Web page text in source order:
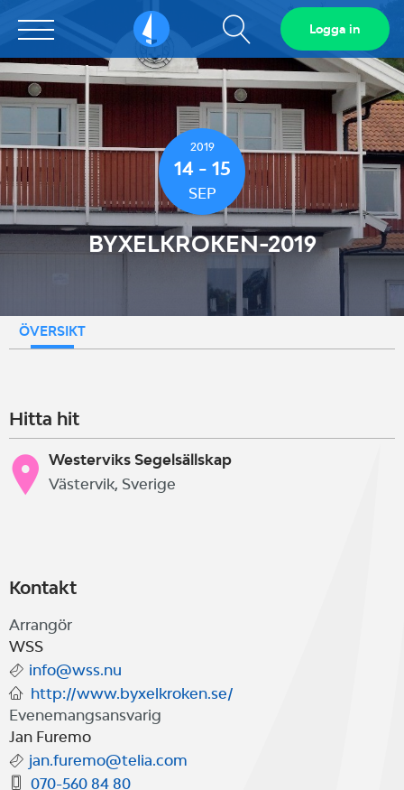
Sailarena Visa
sökfält
Logga in
2019
14 - 15
SEP
BYXELKROKEN-2019
ÖVERSIKT
Hitta hit
Westerviks Segelsällskap
Västervik, Sverige
Kontakt
Arrangör
WSS
info@wss.nu
http://www.byxelkroken.se/
Evenemangsansvarig
Jan Furemo
jan.furemo@telia.com
070-560 84 80